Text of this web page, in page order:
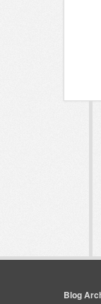
Blog